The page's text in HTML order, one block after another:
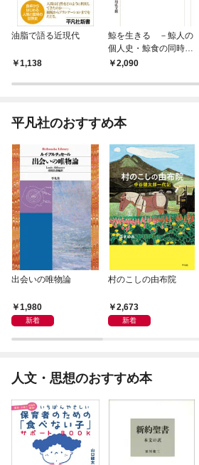
油脂で語る近現代
1,138
鯨を生きる －鯨人の
個人史・鯨食の同時代
史－2,090
平凡社のおすすめ本
出会いの唯物論
1,980
新着
村のこしの由布院
2,673
新着
人文・思想のおすすめ本